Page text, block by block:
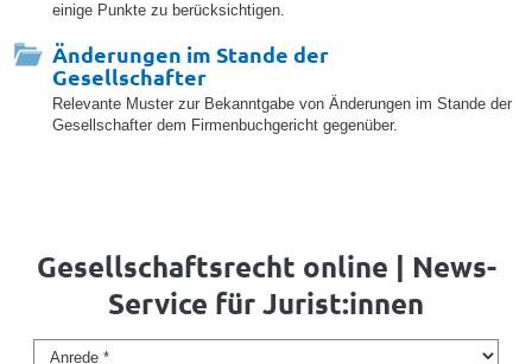
einige Punkte zu berücksichtigen.
Änderungen im Stande der
Gesellschafter
Relevante Muster zur Bekanntgabe von Änderungen im Stande der
Gesellschafter dem Firmenbuchgericht gegenüber.
Gesellschaftsrecht online | News-
Service für Jurist:innen